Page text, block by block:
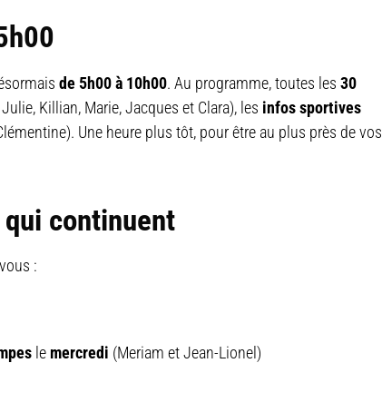
de 5h00 à 10h00. Au programme, toutes les 30
Killian, Marie, Jacques et Clara), les infos sportives
Une heure plus tôt, pour être au plus près de vos
continuent
:
le mercredi (Meriam et Jean-Lionel)